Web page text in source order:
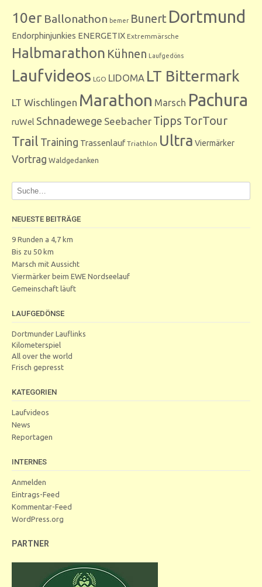
10er Ballonathon bemer Bunert Dortmund
Endorphinjunkies ENERGETIX Extremmärsche
Halbmarathon Kühnen Laufgedöns
Laufvideos LGO LIDOMA LT Bittermark
LT Wischlingen Marathon Marsch Pachura
ruWel Schnadewege Seebacher Tipps TorTour
Trail Training Trassenlauf Triathlon Ultra Viermärker
Vortrag Waldgedanken
NEUESTE BEITRÄGE
9 Runden a 4,7 km
Bis zu 50 km
Marsch mit Aussicht
Viermärker beim EWE Nordseelauf
Gemeinschaft läuft
LAUFGEDÖNSE
Dortmunder Lauflinks
Kilometerspiel
All over the world
Frisch gepresst
KATEGORIEN
Laufvideos
News
Reportagen
INTERNES
Anmelden
Eintrags-Feed
Kommentar-Feed
WordPress.org
PARTNER